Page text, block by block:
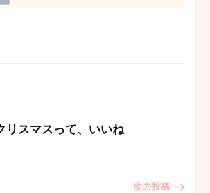
リスマスって、いいね
次の投稿